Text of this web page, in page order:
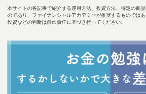
本サイトの各記事で紹介する運用方法、投資方法、特定の商
のであり、ファイナンシャルアカデミーが推奨するものではあ
投資などの判断は自己責任に基づき行ってください。